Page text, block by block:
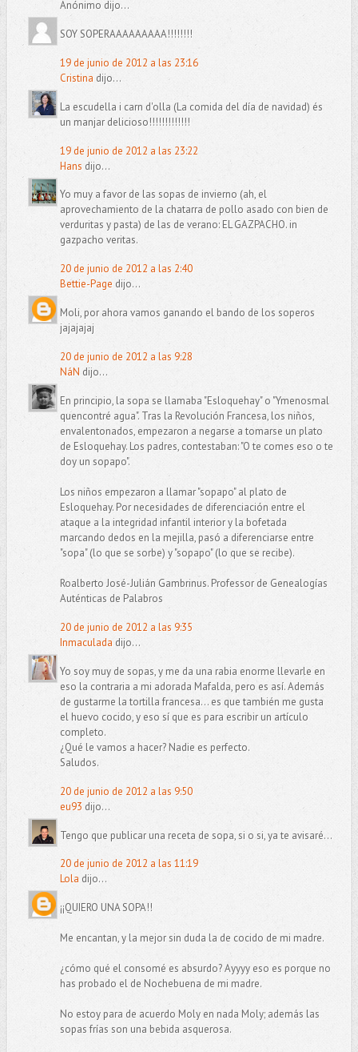
Anónimo dijo...
SOY SOPERAAAAAAAAA!!!!!!!!
19 de junio de 2012 a las 23:16
Cristina dijo...
La escudella i carn d'olla (La comida del día de navidad) és
un manjar delicioso!!!!!!!!!!!!!
19 de junio de 2012 a las 23:22
Hans dijo...
Yo muy a favor de las sopas de invierno (ah, el
aprovechamiento de la chatarra de pollo asado con bien de
verduritas y pasta) de las de verano: EL GAZPACHO. in
gazpacho veritas.
20 de junio de 2012 a las 2:40
Bettie-Page dijo...
Moli, por ahora vamos ganando el bando de los soperos
jajajajaj
20 de junio de 2012 a las 9:28
NáN dijo...
En principio, la sopa se llamaba "Esloquehay" o "Ymenosmal
quencontré agua". Tras la Revolución Francesa, los niños,
envalentonados, empezaron a negarse a tomarse un plato
de Esloquehay. Los padres, contestaban: "O te comes eso o te
doy un sopapo".
Los niños empezaron a llamar "sopapo" al plato de
Esloquehay. Por necesidades de diferenciación entre el
ataque a la integridad infantil interior y la bofetada
marcando dedos en la mejilla, pasó a diferenciarse entre
"sopa" (lo que se sorbe) y "sopapo" (lo que se recibe).
Roalberto José-Julián Gambrinus. Professor de Genealogías
Auténticas de Palabros
20 de junio de 2012 a las 9:35
Inmaculada dijo...
Yo soy muy de sopas, y me da una rabia enorme llevarle en
eso la contraria a mi adorada Mafalda, pero es así. Además
de gustarme la tortilla francesa... es que también me gusta
el huevo cocido, y eso sí que es para escribir un artículo
completo.
¿Qué le vamos a hacer? Nadie es perfecto.
Saludos.
20 de junio de 2012 a las 9:50
eu93 dijo...
Tengo que publicar una receta de sopa, si o si, ya te avisaré...
20 de junio de 2012 a las 11:19
Lola dijo...
¡¡QUIERO UNA SOPA!!
Me encantan, y la mejor sin duda la de cocido de mi madre.
¿cómo qué el consomé es absurdo? Ayyyy eso es porque no
has probado el de Nochebuena de mi madre.
No estoy para de acuerdo Moly en nada Moly; además las
sopas frías son una bebida asquerosa.